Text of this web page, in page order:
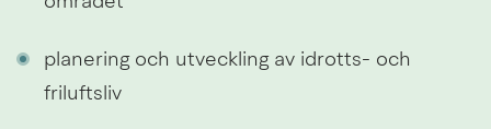
planering och utveckling av idrotts- och
friluftsliv